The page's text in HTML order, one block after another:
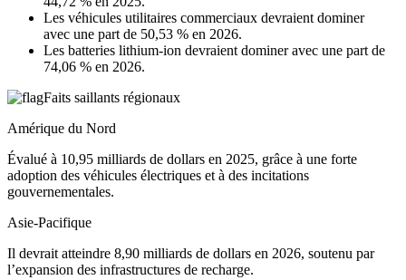
Les véhicules utilitaires commerciaux devraient dominer
avec une part de 50,53 % en 2026.
Les batteries lithium-ion devraient dominer avec une part de
74,06 % en 2026.
Faits saillants régionaux
Amérique du Nord
Évalué à 10,95 milliards de dollars en 2025, grâce à une forte
adoption des véhicules électriques et à des incitations
gouvernementales.
Asie-Pacifique
Il devrait atteindre 8,90 milliards de dollars en 2026, soutenu par
l’expansion des infrastructures de recharge.